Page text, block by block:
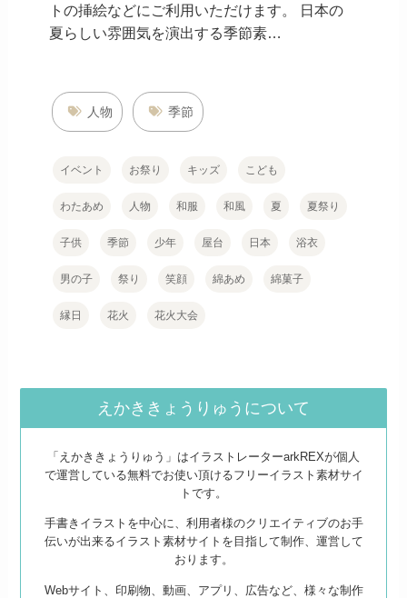
トの挿絵などにご利用いただけます。 日本の
夏らしい雰囲気を演出する季節素…
人物 季節
イベント お祭り キッズ こども
わたあめ 人物 和服 和風 夏 夏祭り
子供 季節 少年 屋台 日本 浴衣
男の子 祭り 笑顔 綿あめ 綿菓子
縁日 花火 花火大会
えかききょうりゅうについて
「えかききょうりゅう」はイラストレーターarkREXが個人
で運営している無料でお使い頂けるフリーイラスト素材サイ
トです。
手書きイラストを中心に、利用者様のクリエイティブのお手
伝いが出来るイラスト素材サイトを目指して制作、運営して
おります。
Webサイト、印刷物、動画、アプリ、広告など、様々な制作